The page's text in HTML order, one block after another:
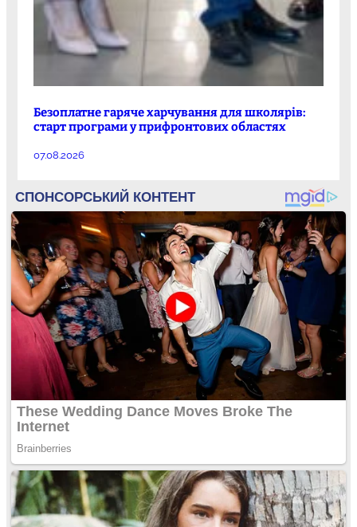
Безоплатне гаряче харчування для школярів:
старт програми у прифронтових областях
07.08.2026